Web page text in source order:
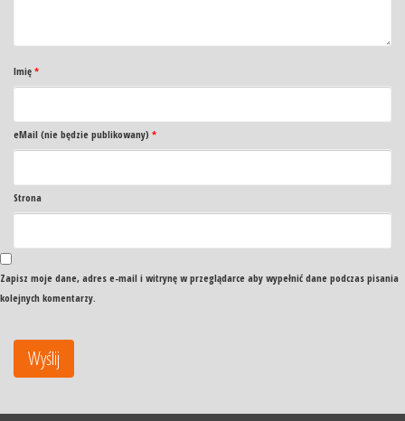
Imię *
eMail (nie będzie publikowany) *
Strona
Zapisz moje dane, adres e-mail i witrynę w przeglądarce aby wypełnić dane podczas pisania
kolejnych komentarzy.